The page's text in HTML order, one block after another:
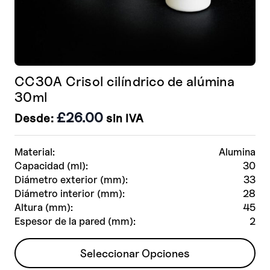
Material:
Alumina
Capacidad (ml):
30
Diámetro exterior (mm):
33
Diámetro interior (mm):
28
Altura (mm):
45
Espesor de la pared (mm):
2
CC30A Crisol cilíndrico de alúmina
30ml
Desde: £26.00 sin IVA
Seleccionar Opciones
Este
producto